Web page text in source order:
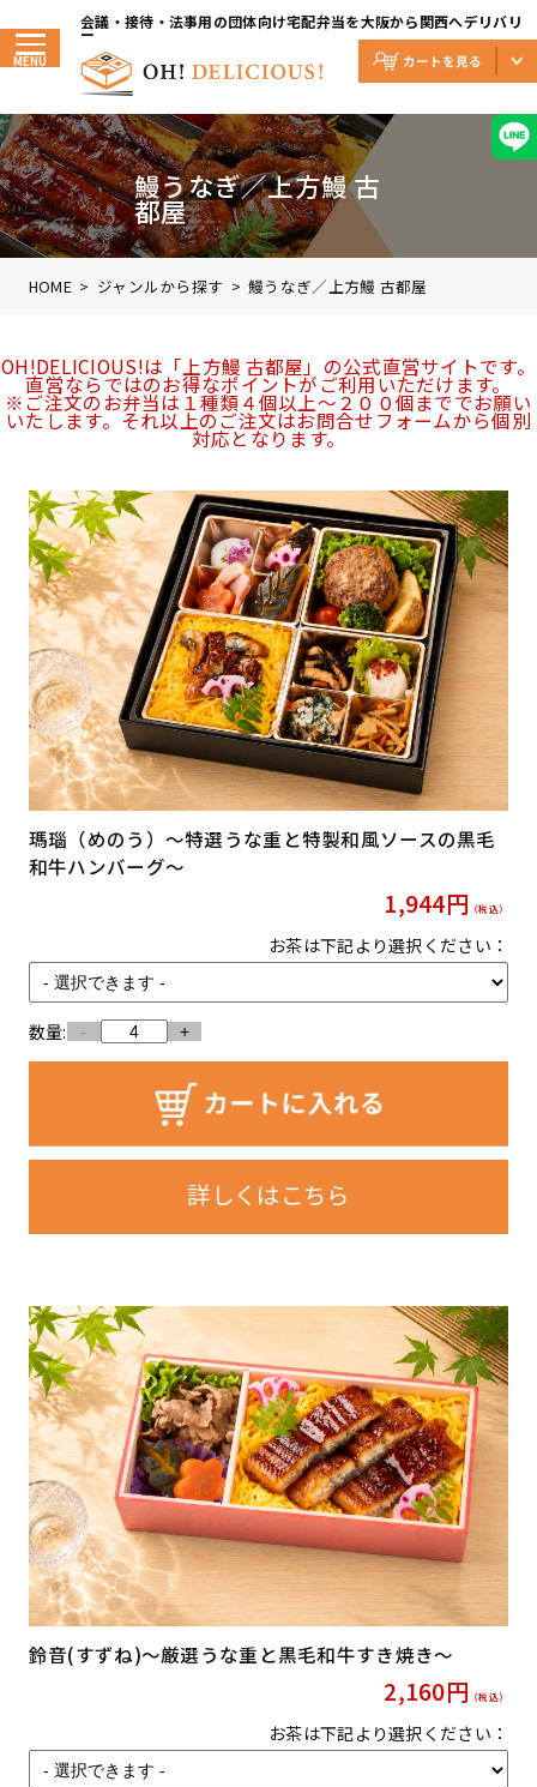
the
content
会議・接待・法事用の団体向け宅配弁当を大阪から関西へデリバリ
ー
MENU
鰻うなぎ／上方鰻 古
都屋
HOME ジャンルから探す 鰻うなぎ／上方鰻 古都屋
OH!DELICIOUS!は「上方鰻 古都屋」の公式直営サイトです。
直営ならではのお得なポイントがご利用いただけます。
※ご注文のお弁当は１種類４個以上～２００個まででお願い
いたします。それ以上のご注文はお問合せフォームから個別
対応となります。
瑪瑙（めのう）〜特選うな重と特製和風ソースの黒毛
和牛ハンバーグ〜
1,944円 （税込）
お茶は下記より選択ください：
数量: - +
詳しくはこちら
鈴音(すずね)〜厳選うな重と黒毛和牛すき焼き〜
2,160円 （税込）
お茶は下記より選択ください：